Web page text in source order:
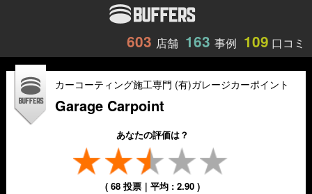
603 店舗 163 事例 109 口コミ
カーコーティング施工専門 (有)ガレージカーポイント
Garage Carpoint
あなたの評価は？
( 68投票｜平均 : 2.90)